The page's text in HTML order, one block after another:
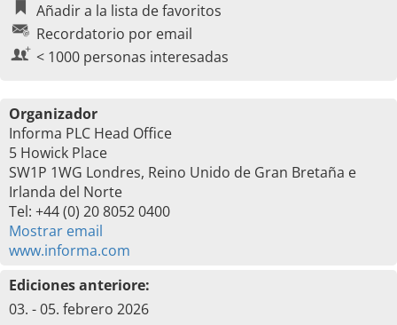
Añadir a la lista de favoritos
Recordatorio por email
< 1000 personas interesadas
Organizador
Informa PLC Head Office
5 Howick Place
SW1P 1WG Londres, Reino Unido de Gran Bretaña e
Irlanda del Norte
Tel: +44 (0) 20 8052 0400
Mostrar email
www.informa.com
Ediciones anteriore:
03. - 05. febrero 2026